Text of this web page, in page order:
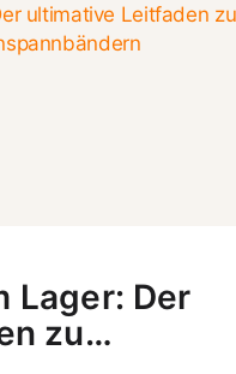
Lager: Der
zu